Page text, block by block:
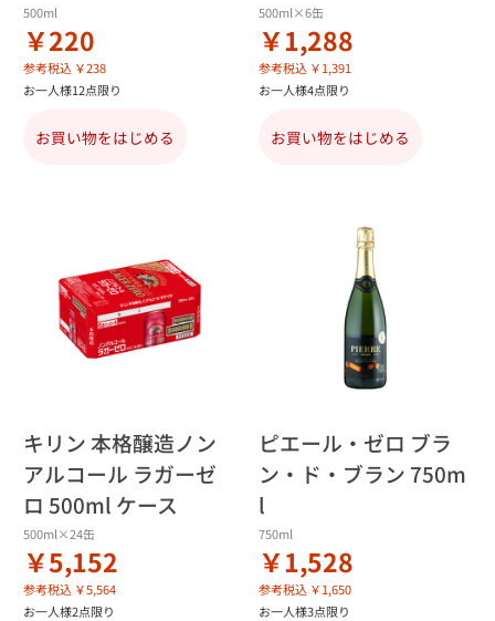
500ml
￥220
参考税込 ￥238
お一人様12点限り
お買い物をはじめる
500ml×6缶
￥1,288
参考税込 ￥1,391
お一人様4点限り
お買い物をはじめる
キリン 本格醸造ノン
アルコール ラガーゼ
ロ 500ml ケース
500ml×24缶
￥5,152
参考税込 ￥5,564
お一人様2点限り
ピエール・ゼロ ブラ
ン・ド・ブラン 750m
l
750ml
￥1,528
参考税込 ￥1,650
お一人様3点限り